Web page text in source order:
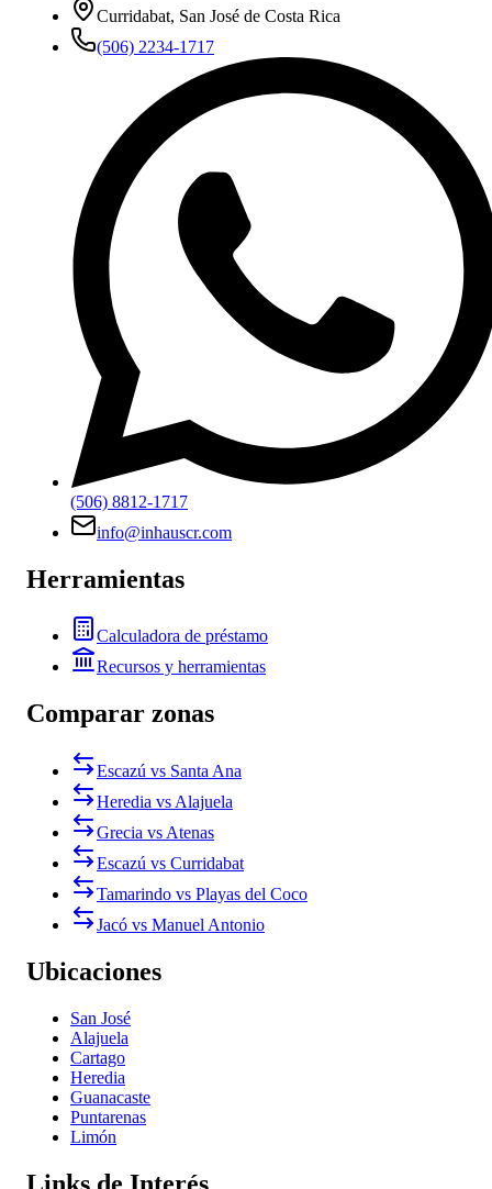
Curridabat, San José de Costa Rica
(506) 2234-1717
(506) 8812-1717
info@inhauscr.com
Herramientas
Calculadora de préstamo
Recursos y herramientas
Comparar zonas
Escazú vs Santa Ana
Heredia vs Alajuela
Grecia vs Atenas
Escazú vs Curridabat
Tamarindo vs Playas del Coco
Jacó vs Manuel Antonio
Ubicaciones
San José
Alajuela
Cartago
Heredia
Guanacaste
Puntarenas
Limón